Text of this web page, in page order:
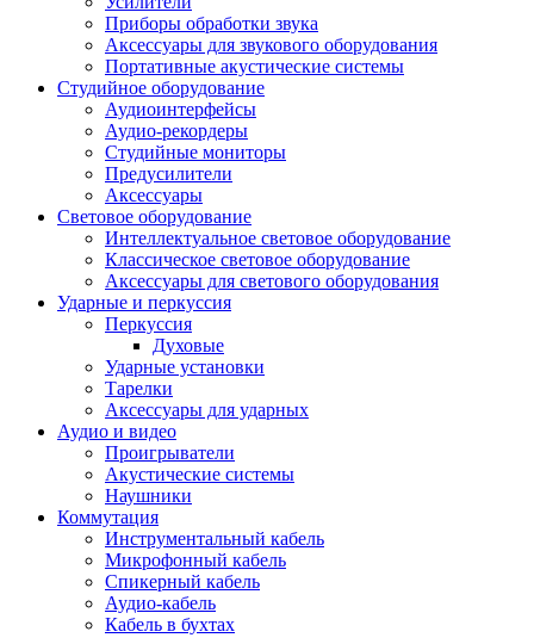
Приборы обработки звука
Аксессуары для звукового оборудования
Портативные акустические системы
Студийное оборудование
Аудиоинтерфейсы
Аудио-рекордеры
Студийные мониторы
Предусилители
Аксессуары
Световое оборудование
Интеллектуальное световое оборудование
Классическое световое оборудование
Аксессуары для светового оборудования
Ударные и перкуссия
Перкуссия
Духовые
Ударные установки
Тарелки
Аксессуары для ударных
Аудио и видео
Проигрыватели
Акустические системы
Наушники
Коммутация
Инструментальный кабель
Микрофонный кабель
Спикерный кабель
Аудио-кабель
Кабель в бухтах